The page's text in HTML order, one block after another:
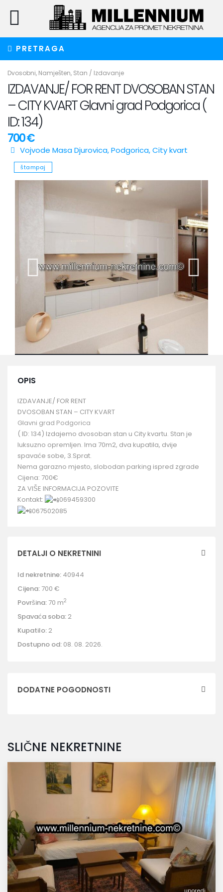
PRETRAGA
Dvosobni, Namješten, Stan / Izdavanje
IZDAVANJE/ FOR RENT DVOSOBAN STAN
– CITY KVART Glavni grad Podgorica (
ID: 134)
700 €
Vojvode Masa Djurovica,Podgorica,City kvart
štampaj
OPIS
IZDAVANJE/ FOR RENT
DVOSOBAN STAN – CITY KVART
Glavni grad Podgorica
( ID: 134) Izdajemo dvosoban stan u City kvartu. Stan je
luksuzno opremljen. Ima 70m2, dva kupatila, dvije
spavaće sobe, 3.Sprat.
Nema garazno mjesto, slobodan parking ispred zgrade
Cijena: 700€
ZA VIŠE INFORMACIJA POZOVITE
Kontakt:
069459300
067502085
DETALJI O NEKRETNINI
Id nekretnine: 40944
Cijena: 700 €
Površina: 70 m2
Spavaća soba: 2
Kupatilo: 2
Dostupno od: 08. 08. 2026.
DODATNE POGODNOSTI
SLIČNE NEKRETNINE
uporedi